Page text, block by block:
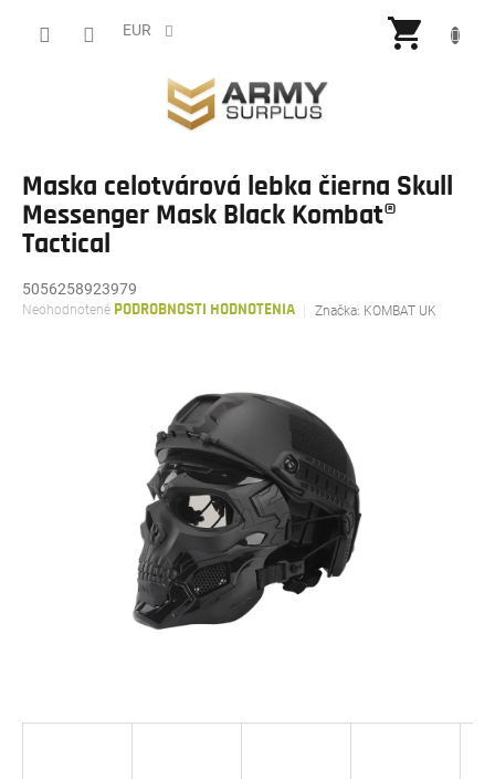
EUR
Maska celotvárová lebka čierna Skull
Messenger Mask Black Kombat®
Tactical
5056258923979
Priemerné
Neohodnotené PODROBNOSTI HODNOTENIA Značka: KOMBAT UK